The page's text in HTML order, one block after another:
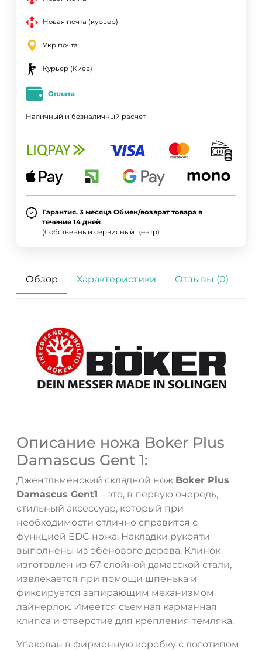
Новая почта (курьер)
Укр почта
Курьер (Киев)
Оплата
Наличный и безналичный расчет
Гарантия. 3 месяца Обмен/возврат товара в
течение 14 дней
(Собственный сервисный центр)
Обзор Характеристики Отзывы (0)
Описание ножа Boker Plus
Damascus Gent 1:
Джентльменский складной нож Boker Plus
Damascus Gent1 – это, в первую очередь,
стильный аксессуар, который при
необходимости отлично справится с
функцией EDC ножа. Накладки рукояти
выполнены из эбенового дерева. Клинок
изготовлен из 67-слойной дамасской стали,
извлекается при помощи шпенька и
фиксируется запирающим механизмом
лайнерлок. Имеется съемная карманная
клипса и отверстие для крепления темляка.
Упакован в фирменную коробку с логотипом
ДА НЕТ